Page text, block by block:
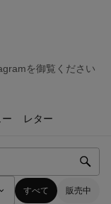
を御覧ください
ー レター
すべて 販売中